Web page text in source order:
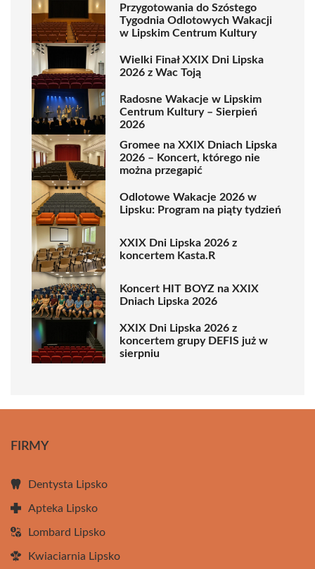
Przygotowania do Szóstego
Tygodnia Odlotowych Wakacji
w Lipskim Centrum Kultury
Wielki Finał XXIX Dni Lipska
2026 z Wac Toją
Radosne Wakacje w Lipskim
Centrum Kultury – Sierpień
2026
Gromee na XXIX Dniach Lipska
2026 – Koncert, którego nie
można przegapić
Odlotowe Wakacje 2026 w
Lipsku: Program na piąty tydzień
XXIX Dni Lipska 2026 z
koncertem Kasta.R
Koncert HIT BOYZ na XXIX
Dniach Lipska 2026
XXIX Dni Lipska 2026 z
koncertem grupy DEFIS już w
sierpniu
FIRMY
Dentysta Lipsko
Apteka Lipsko
Lombard Lipsko
Kwiaciarnia Lipsko